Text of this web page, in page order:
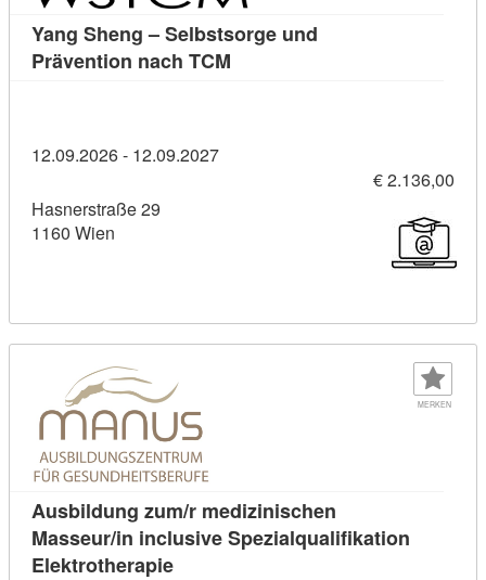
Yang Sheng – Selbstsorge und
Prävention nach TCM
12.09.2026 - 12.09.2027
€ 2.136,00
Hasnerstraße 29
1160 Wien
MERKEN
Ausbildung zum/r medizinischen
Masseur/in inclusive Spezialqualifikation
ElektrotherapieKursdetail: Ausbildung zum/r